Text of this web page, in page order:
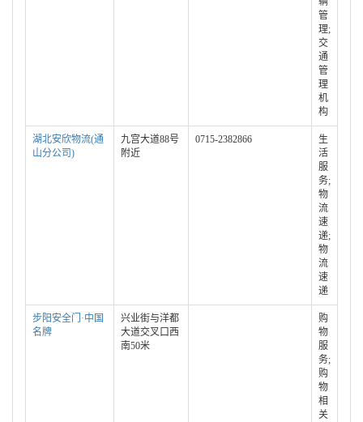
管
理;
交
通
管
理
机
构
湖北安欣物流(通
山分公司)
九宫大道88号
附近
0715-2382866
生
活
服
务;
物
流
速
递;
物
流
速
递
步阳安全门·中国
名牌
兴业街与洋都
大道交叉口西
南50米
购
物
服
务;
购
物
相
关